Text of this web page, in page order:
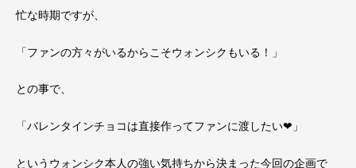
忙な時期ですが、
「ファンの方々がいるからこそウォンシクもいる！」
との事で、
「バレンタインチョコは直接作ってファンに渡したい❤︎」
というウォンシク本人の強い気持ちから決まった今回の企画で